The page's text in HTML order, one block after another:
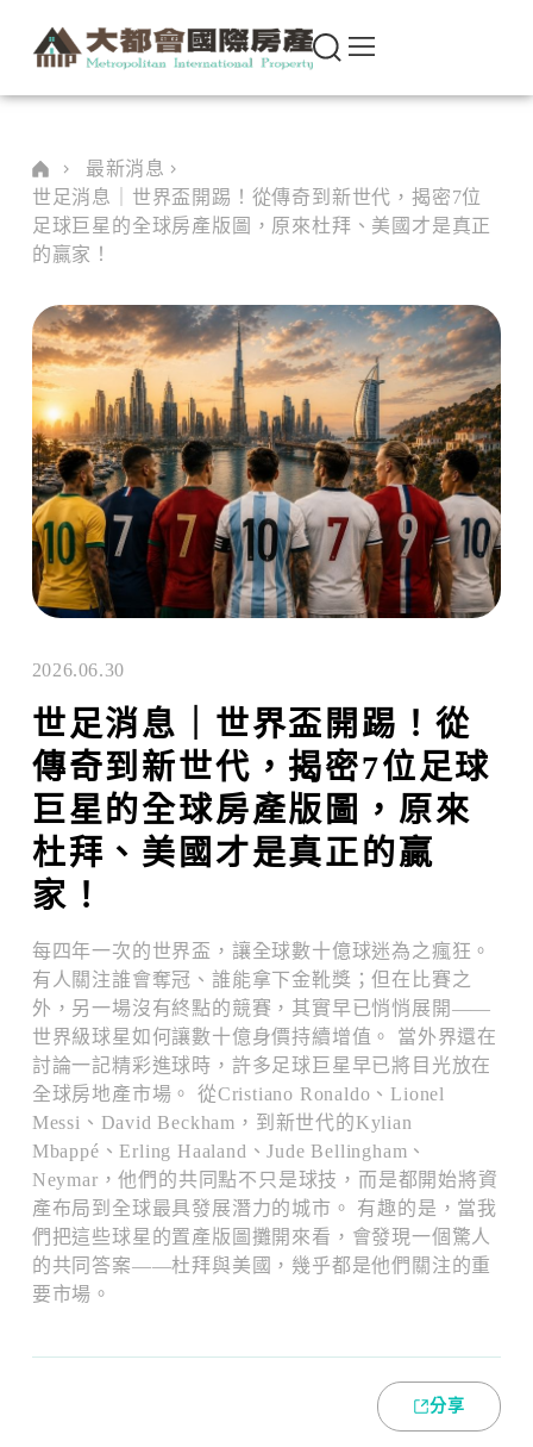
最新消息
世足消息｜世界盃開踢！從傳奇到新世代，揭密7位
足球巨星的全球房產版圖，原來杜拜、美國才是真正
的贏家！
2026.06.30
世足消息｜世界盃開踢！從
傳奇到新世代，揭密7位足球
巨星的全球房產版圖，原來
杜拜、美國才是真正的贏
家！
每四年一次的世界盃，讓全球數十億球迷為之瘋狂。
有人關注誰會奪冠、誰能拿下金靴獎；但在比賽之
外，另一場沒有終點的競賽，其實早已悄悄展開——
世界級球星如何讓數十億身價持續增值。 當外界還在
討論一記精彩進球時，許多足球巨星早已將目光放在
全球房地產市場。 從Cristiano Ronaldo、Lionel
Messi、David Beckham，到新世代的Kylian
Mbappé、Erling Haaland、Jude Bellingham、
Neymar，他們的共同點不只是球技，而是都開始將資
產布局到全球最具發展潛力的城市。 有趣的是，當我
們把這些球星的置產版圖攤開來看，會發現一個驚人
的共同答案——杜拜與美國，幾乎都是他們關注的重
要市場。
分享